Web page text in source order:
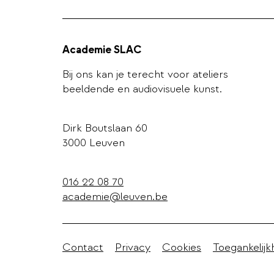
Academie SLAC
Bij ons kan je terecht voor ateliers
beeldende en audiovisuele kunst.
Dirk Boutslaan 60
3000 Leuven
016 22 08 70
academie@leuven.be
Stadleuven
Contact Privacy Cookies